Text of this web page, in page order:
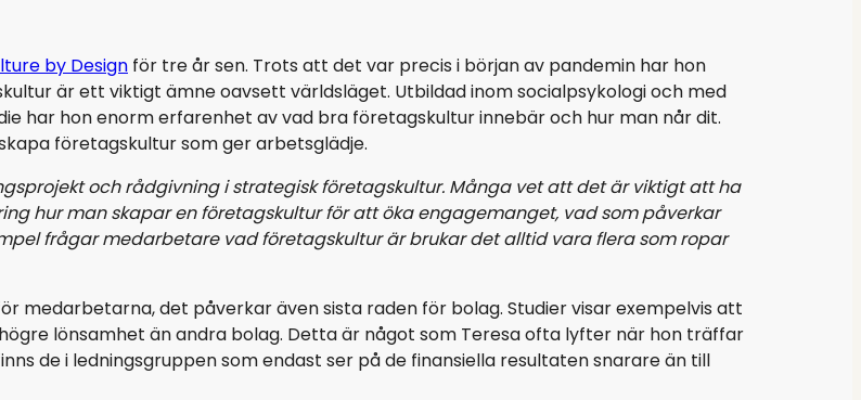
Rekrytering & Interim
by Design för tre år sen. Trots att det var precis i början av pandemin har hon
är ett viktigt ämne oavsett världsläget. Utbildad inom socialpsykologi och med
har hon enorm erfarenhet av vad bra företagskultur innebär och hur man når dit.
företagskultur som ger arbetsglädje.
och rådgivning i strategisk företagskultur. Många vet att det är viktigt att ha
hur man skapar en företagskultur för att öka engagemanget, vad som påverkar
frågar medarbetare vad företagskultur är brukar det alltid vara flera som ropar
medarbetarna, det påverkar även sista raden för bolag. Studier visar exempelvis att
lönsamhet än andra bolag. Detta är något som Teresa ofta lyfter när hon träffar
de i ledningsgruppen som endast ser på de finansiella resultaten snarare än till